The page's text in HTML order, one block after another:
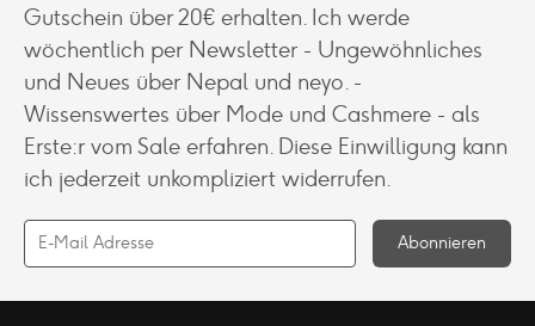
Gutschein über 20€ erhalten. Ich werde
wöchentlich per Newsletter - Ungewöhnliches
und Neues über Nepal und neyo. -
Wissenswertes über Mode und Cashmere - als
Erste:r vom Sale erfahren. Diese Einwilligung kann
ich jederzeit unkompliziert widerrufen.